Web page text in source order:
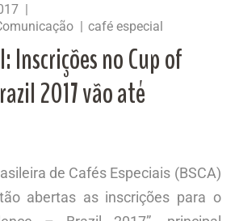
café especial
Inscrições no Cup of
2017 vão até
de Cafés Especiais (BSCA)
abertas as inscrições para o